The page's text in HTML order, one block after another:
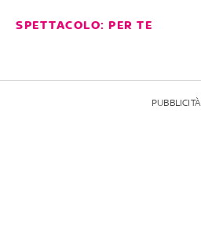
SPETTACOLO: PER TE
PUBBLICITÀ